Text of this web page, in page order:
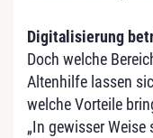
Digitalisierung
Doch welche
Altenhilfe lassen
welche Vorteile
„In gewisser